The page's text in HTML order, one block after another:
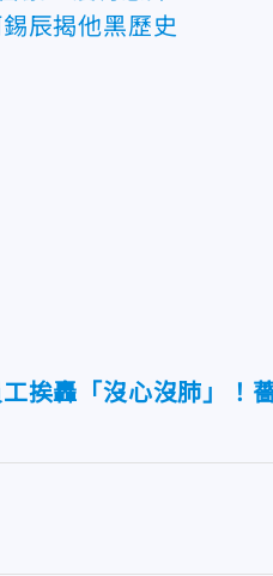
辰揭他黑歷史
挨轟「沒心沒肺」！